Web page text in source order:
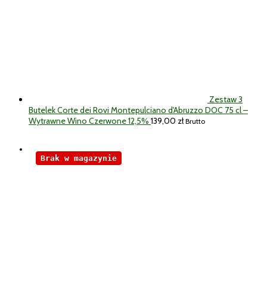
Zestaw 3
Butelek Corte dei Rovi Montepulciano d'Abruzzo DOC 75 cl –
Wytrawne Wino Czerwone 12,5% 139,00 zł Brutto
Brak w magazynie